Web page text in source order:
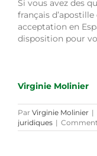
Si vous avez des
français
acceptation en
disposition pour
Virginie Molinier
Par Virginie Molinier |
juridiques |